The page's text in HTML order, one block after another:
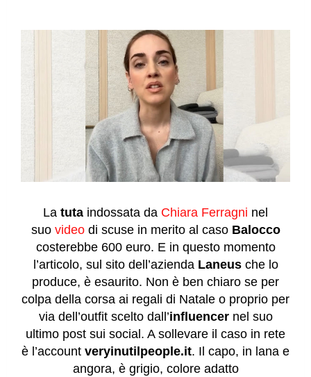
La tuta indossata da Chiara Ferragni nel
suo video di scuse in merito al caso Balocco
costerebbe 600 euro. E in questo momento
l’articolo, sul sito dell’azienda Laneusche lo
produce, è esaurito. Non è ben chiaro se per
colpa della corsa ai regali di Natale o proprio per
via dell’outfit scelto dall’influencernel suo
ultimo post sui social. A sollevare il caso in rete
è l’account veryinutilpeople.it. Il capo, in lana e
angora, è grigio, colore adatto